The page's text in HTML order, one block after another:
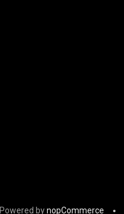
Powered bynopCommerce